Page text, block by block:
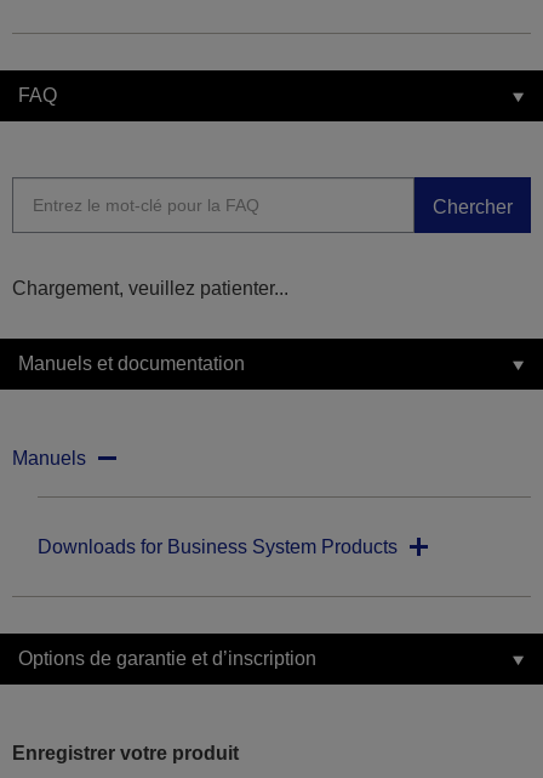
FAQ
Chercher
Chargement, veuillez patienter...
Manuels et documentation
Manuels
Downloads for Business System Products
Options de garantie et d’inscription
Enregistrer votre produit